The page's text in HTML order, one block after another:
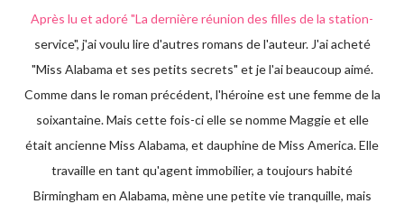
Après lu et adoré "La dernière réunion des filles de la station-
service", j'ai voulu lire d'autres romans de l'auteur. J'ai acheté
"Miss Alabama et ses petits secrets" et je l'ai beaucoup aimé.
Comme dans le roman précédent, l'héroine est une femme de la
soixantaine. Mais cette fois-ci elle se nomme Maggie et elle
était ancienne Miss Alabama, et dauphine de Miss America. Elle
travaille en tant qu'agent immobilier, a toujours habité
Birmingham en Alabama, mène une petite vie tranquille, mais